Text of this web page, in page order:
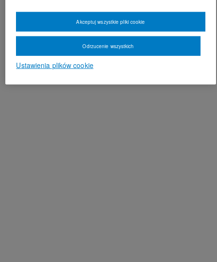
Ustawienia plików cookie
Odrzucenie wszystkich
Akceptuj wszystkie pliki cookie